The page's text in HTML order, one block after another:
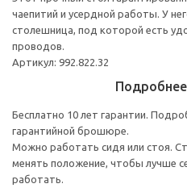
чаепитий и усердной работы. У
столешница, под которой есть
проводов.
Артикул: 992.822.32
Бесплатно 10 лет гарантии.
гарантийной брошюре.
Можно работать сидя или стоя.
менять положение, чтобы лучше
работать.